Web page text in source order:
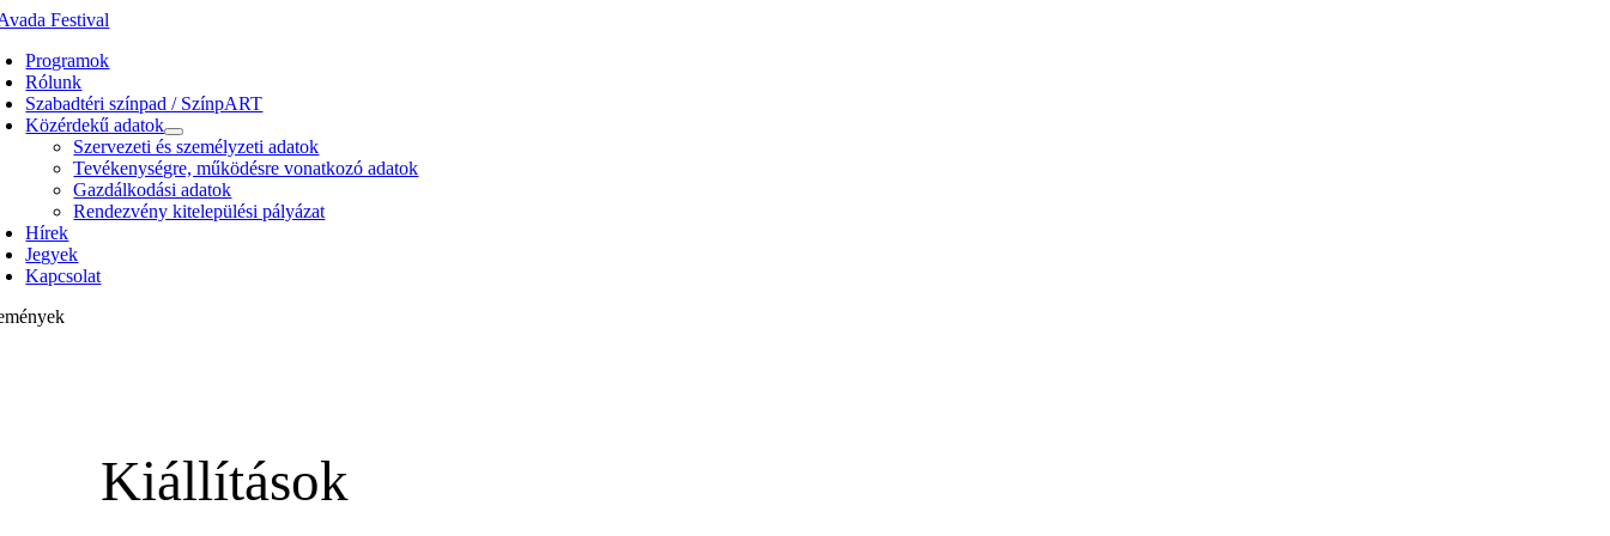
Kihagyás
Programok
Rólunk
Szabadtéri színpad / SzínpART
Közérdekű adatok
Szervezeti és személyzeti adatok
Tevékenységre, működésre vonatkozó adatok
Gazdálkodási adatok
Rendezvény kitelepülési pályázat
Hírek
Jegyek
Kapcsolat
Kiállítások